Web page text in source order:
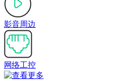
影音周边
网络工控